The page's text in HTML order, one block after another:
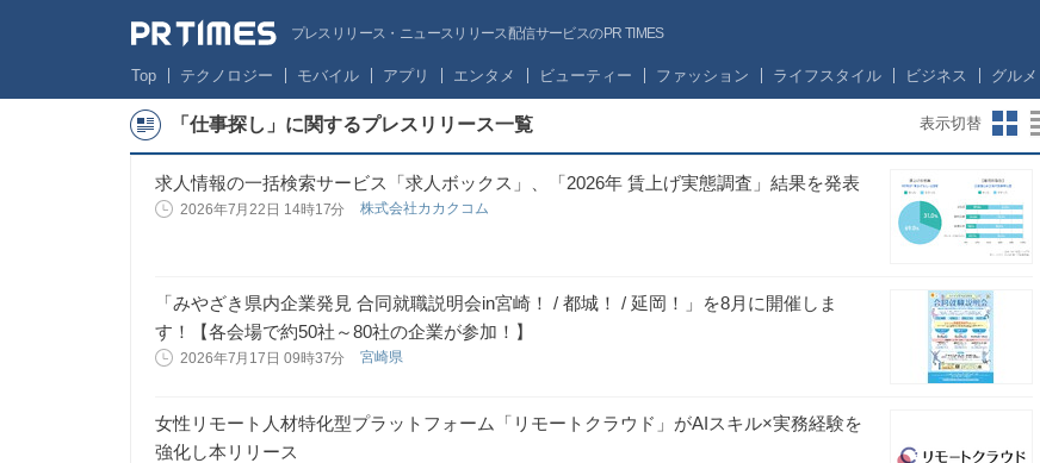
プレスリリース・ニュースリリース配信サービスのPR TIMES
Top テクノロジー モバイル アプリ エンタメ ビューティー ファッション ライフスタイル ビジネス グルメ
「仕事探し」に関するプレスリリース一覧 表示切替
求人情報の一括検索サービス「求人ボックス」、「2026年 賃上げ実態調査」結果を発表
2026年7月22日 14時17分 株式会社カカクコム
「みやざき県内企業発見 合同就職説明会in宮崎！ / 都城！ / 延岡！」を8月に開催しま
す！【各会場で約50社～80社の企業が参加！】
2026年7月17日 09時37分 宮崎県
女性リモート人材特化型プラットフォーム「リモートクラウド」がAIスキル×実務経験を
強化し本リリース